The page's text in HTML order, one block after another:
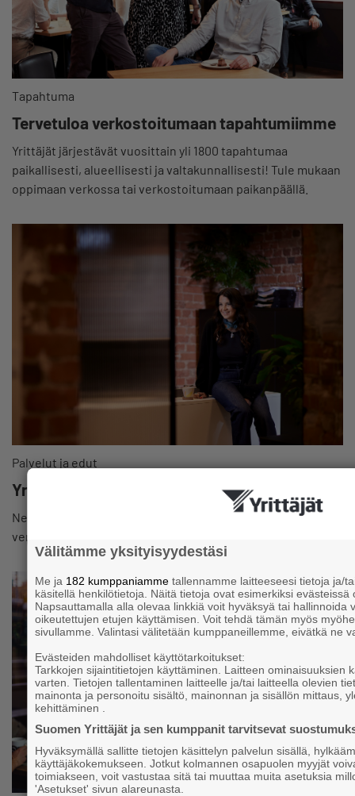
Tapahtuma
Tervetuloa verkostoitumaan tapahtumiimme
Yrittäjät järjestävät vuosittain yli 1800 tapahtumaa
paikallisesti, alueellisesti ja valtakunnallisesti! Tule mukaan
oppimaan verkossa tai verkostoitumaan paikanpäällä.
Palvelut ja edut
Yrittäjä, älä jää ongelmasi kanssa yksin!
Neuvontapalvelumme auttaa jäseniä maksutta esim. laki- ja
veroasioissa. Ota yhteyttä matalalla kynnyksellä.
Välitämme yksityisyydestäsi
Me ja 182 kumppaniamme tallennamme laitteeseesi tietoja ja/
käsitellä henkilötietoja. Näitä tietoja ovat esimerkiksi
Napsauttamalla alla olevaa linkkiä voit hyväksyä tai hallinnoida
oikeutettujen etujen käyttämisen. Voit tehdä tämän myös
sivullamme. Valintasi välitetään kumppaneillemme, eivätkä ne
Evästeiden mahdolliset käyttötarkoitukset:
Tarkkojen sijaintitietojen käyttäminen. Laitteen ominaisuuksien
varten. Tietojen tallentaminen laitteelle ja/tai laitteella olevien
mainonta ja personoitu sisältö, mainonnan ja sisällön mittaus,
kehittäminen .
Suomen Yrittäjät ja sen kumppanit tarvitsevat
Hyväksymällä sallitte tietojen käsittelyn palvelun sisällä,
käyttäjäkokemukseen. Jotkut kolmannen osapuolen myyjät
toimiakseen, voit vastustaa sitä tai muuttaa muita asetuksia
'Asetukset' sivun alareunasta.